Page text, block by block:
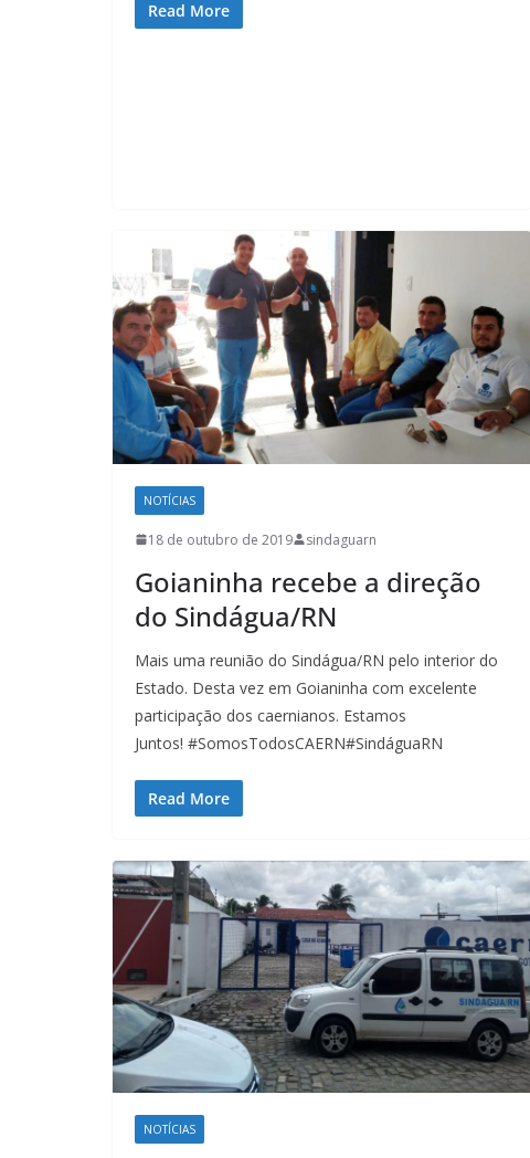
Read More
NOTÍCIAS
18 de outubro de 2019 sindaguarn
Goianinha recebe a direção
do Sindágua/RN
Mais uma reunião do Sindágua/RN pelo interior do
Estado. Desta vez em Goianinha com excelente
participação dos caernianos. Estamos
Juntos! #SomosTodosCAERN#SindáguaRN
Read More
NOTÍCIAS